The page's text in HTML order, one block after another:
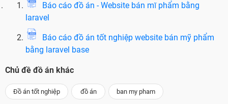
Báo cáo đồ án - Website bán mĩ phẩm bằng
laravel
Báo cáo đồ án tốt nghiệp website bán mỹ phẩm
bằng laravel base
Chủ đề đồ án khác
Đồ án tốt nghiệp đồ án ban my pham